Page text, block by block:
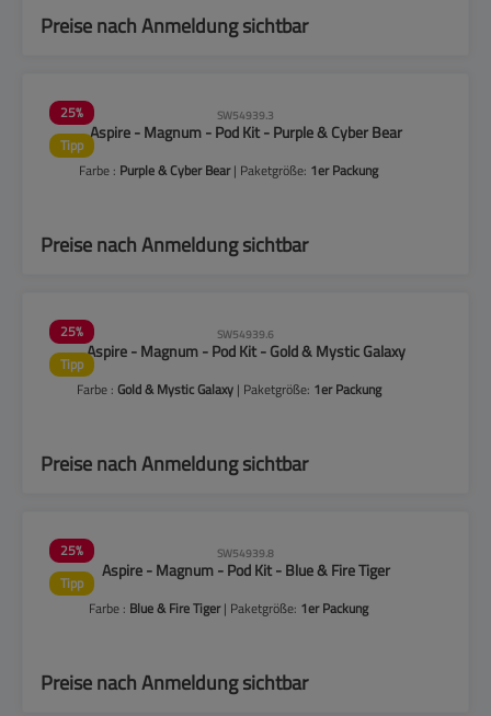
Preise nach Anmeldung sichtbar
25%
Tipp
SW54939.3
Aspire - Magnum - Pod Kit - Purple & Cyber Bear
Farbe : Purple & Cyber Bear| Paketgröße: 1er Packung
Preise nach Anmeldung sichtbar
25%
Tipp
SW54939.6
Aspire - Magnum - Pod Kit - Gold & Mystic Galaxy
Farbe : Gold & Mystic Galaxy | Paketgröße: 1er Packung
Preise nach Anmeldung sichtbar
25%
Tipp
SW54939.8
Aspire - Magnum - Pod Kit - Blue & Fire Tiger
Farbe : Blue & Fire Tiger| Paketgröße: 1er Packung
Preise nach Anmeldung sichtbar